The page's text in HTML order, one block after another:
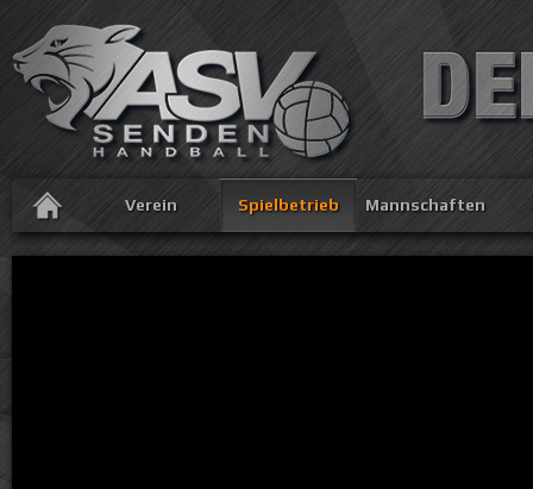
Verein Spielbetrieb Mannschaften